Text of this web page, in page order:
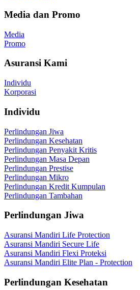
Media dan Promo
Media
Promo
Asuransi Kami
Individu
Korporasi
Individu
Perlindungan Jiwa
Perlindungan Kesehatan
Perlindungan Penyakit Kritis
Perlindungan Masa Depan
Perlindungan Prestise
Perlindungan Mikro
Perlindungan Kredit Kumpulan
Perlindungan Tambahan
Perlindungan Jiwa
Asuransi Mandiri Life Protection
Asuransi Mandiri Secure Life
Asuransi Mandiri Flexi Proteksi
Asuransi Mandiri Elite Plan - Protection
Perlindungan Kesehatan